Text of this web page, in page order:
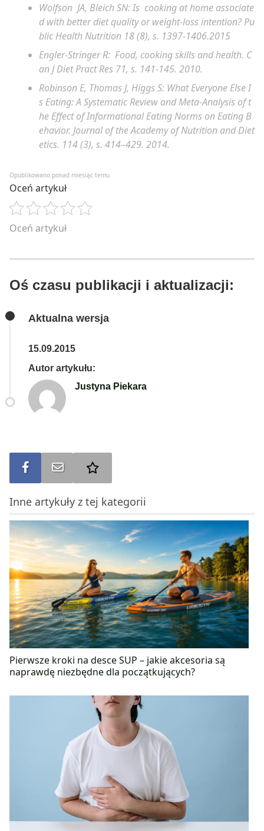
Wolfson JA, Bleich SN: Is cooking at home associate
d with better diet quality or weight-loss intention? Pu
blic Health Nutrition 18 (8), s. 1397-1406.2015
Engler-Stringer R: Food, cooking skills and health. C
an J Diet Pract Res 71, s. 141-145. 2010.
Robinson E, Thomas J, Higgs S: What Everyone Else I
s Eating: A Systematic Review and Meta-Analysis of t
he Effect of Informational Eating Norms on Eating B
ehavior. Journal of the Academy of Nutrition and Diet
etics. 114 (3), s. 414–429. 2014.
Opublikowano ponad miesiąc temu
Oceń artykuł
Oceń artykuł
Oś czasu publikacji i aktualizacji:
Aktualna wersja
15.09.2015
Autor artykułu:
Justyna Piekara
Udostępnij na FBWyślij na e-mail
Inne artykuły z tej kategorii
Pierwsze kroki na desce SUP – jakie akcesoria są
naprawdę niezbędne dla początkujących?